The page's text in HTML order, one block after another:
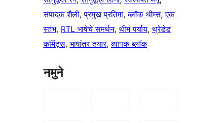
संपादक शैली, प्रमुख प्रतिमा, ब्लॉक थीम्स, एक
स्तंभ, RTL भाषेचे समर्थन, थीम पर्याय, थ्रेडेड
कॉमेंट्स, भाषांतर तयार, व्यापक ब्लॉक
नमुने